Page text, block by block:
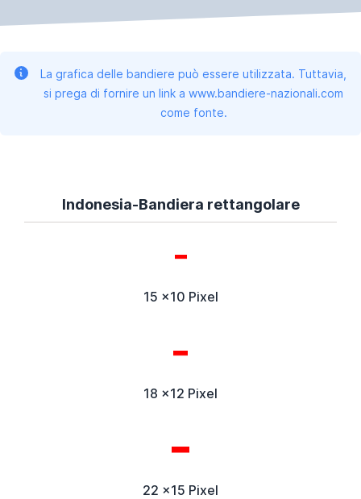
La grafica delle bandiere può essere utilizzata. Tuttavia,
si prega di fornire un link a www.bandiere-nazionali.com
come fonte.
Indonesia-Bandiera rettangolare
15 x10 Pixel
18 x12 Pixel
22 x15 Pixel